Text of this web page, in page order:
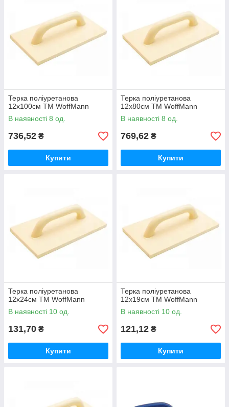
Терка поліуретанова
12х100см ТМ WoffMann
В наявності 8 од.
736,52 ₴
Купити
Терка поліуретанова
12х80см ТМ WoffMann
В наявності 8 од.
769,62 ₴
Купити
Терка поліуретанова
12х24см ТМ WoffMann
В наявності 10 од.
131,70 ₴
Купити
Терка поліуретанова
12х19см ТМ WoffMann
В наявності 10 од.
121,12 ₴
Купити